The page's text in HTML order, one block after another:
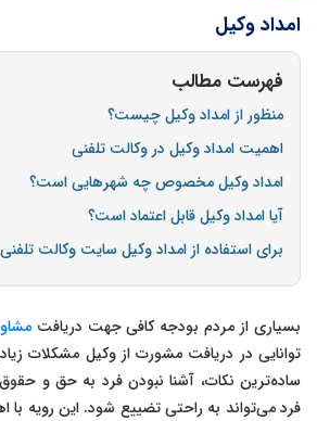
امداد وکیل
فهرست مطالب
منظور از امداد وکیل چیست؟
اهمیت امداد وکیل در وکالت تلفنی
امداد وکیل مخصوص چه شهرهایی است؟
آیا امداد وکیل قابل اعتماد است؟
برای استفاده از امداد وکیل سایت وکالت
بسیاری از مردم بودجه کافی جهت دریافت
توانایی در دریافت مشورت از وکیل مشکلات
ساده‌ترین نکات، آشنا نبودن فرد به حق و
فرد می‌تواند به راحتی تضییع شود. این رویه